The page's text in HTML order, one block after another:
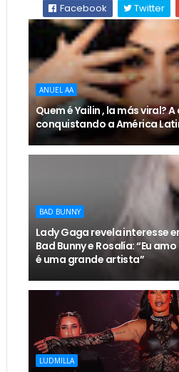
Facebook
Twitter
ANUEL AA
Quem é Yailin , la más viral?
conquistando a América
BAD BUNNY
Lady Gaga revela interesse
Bad Bunny e Rosalía: “Eu
é uma grande artista”
LUDMILLA